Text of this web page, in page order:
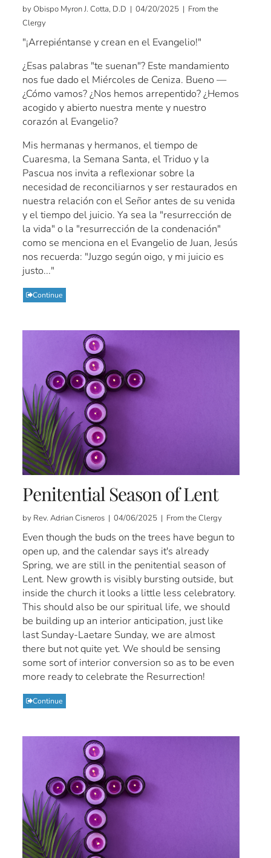
by Obispo Myron J. Cotta, D.D | 04/20/2025 | From the
Clergy
"¡Arrepiéntanse y crean en el Evangelio!"
¿Esas palabras "te suenan"? Este mandamiento
nos fue dado el Miércoles de Ceniza. Bueno —
¿Cómo vamos? ¿Nos hemos arrepentido? ¿Hemos
acogido y abierto nuestra mente y nuestro
corazón al Evangelio?
Mis hermanas y hermanos, el tiempo de
Cuaresma, la Semana Santa, el Triduo y la
Pascua nos invita a reflexionar sobre la
necesidad de reconciliarnos y ser restaurados en
nuestra relación con el Señor antes de su venida
y el tiempo del juicio. Ya sea la "resurrección de
la vida" o la "resurrección de la condenación"
como se menciona en el Evangelio de Juan, Jesús
nos recuerda: "Juzgo según oigo, y mi juicio es
justo..."
Continue
Penitential Season of Lent
by Rev. Adrian Cisneros | 04/06/2025 | From the Clergy
Even though the buds on the trees have begun to
open up, and the calendar says it's already
Spring, we are still in the penitential season of
Lent. New growth is visibly bursting outside, but
inside the church it looks a little less celebratory.
This should also be our spiritual life, we should
be building up an interior anticipation, just like
last Sunday-Laetare Sunday, we are almost
there but not quite yet. We should be sensing
some sort of interior conversion so as to be even
more ready to celebrate the Resurrection!
Continue